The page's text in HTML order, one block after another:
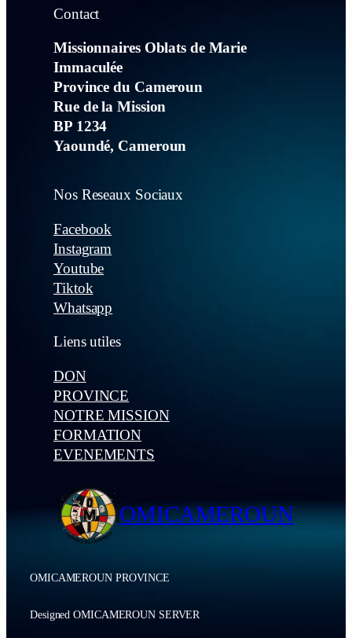
Contact
Missionnaires Oblats de Marie
Immaculée
Province du Cameroun
Rue de la Mission
BP 1234
Yaoundé, Cameroun
Nos Reseaux Sociaux
Facebook
Instagram
Youtube
Tiktok
Whatsapp
Liens utiles
DON
PROVINCE
NOTRE MISSION
FORMATION
EVENEMENTS
OMICAMEROUN
OMICAMEROUN PROVINCE
Designed OMICAMEROUN SERVER